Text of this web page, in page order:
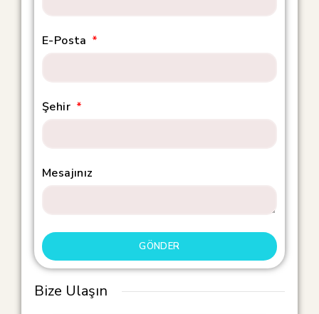
E-Posta
Şehir
Mesajınız
GÖNDER
Bize Ulaşın